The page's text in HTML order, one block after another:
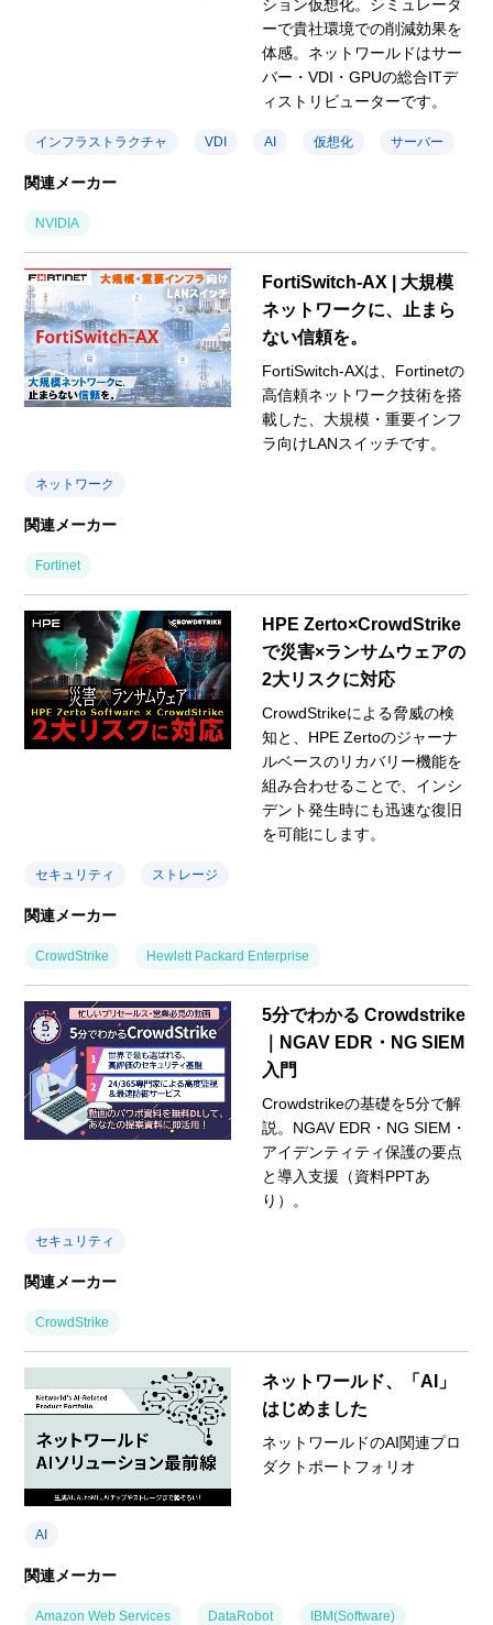
ション仮想化。シミュレータ
ーで貴社環境での削減効果を
体感。ネットワールドはサー
バー・VDI・GPUの総合ITデ
ィストリビューターです。
インフラストラクチャ VDI AI 仮想化 サーバー
関連メーカー
NVIDIA
FortiSwitch-AX | 大規模
ネットワークに、止まら
ない信頼を。
FortiSwitch-AXは、Fortinetの
高信頼ネットワーク技術を搭
載した、大規模・重要インフ
ラ向けLANスイッチです。
ネットワーク
関連メーカー
Fortinet
HPE Zerto×CrowdStrike
で災害×ランサムウェアの
2大リスクに対応
CrowdStrikeによる脅威の検
知と、HPE Zertoのジャーナ
ルベースのリカバリー機能を
組み合わせることで、インシ
デント発生時にも迅速な復旧
を可能にします。
セキュリティ ストレージ
関連メーカー
CrowdStrike Hewlett Packard Enterprise
5分でわかる Crowdstrike
｜NGAV EDR・NG SIEM
入門
Crowdstrikeの基礎を5分で解
説。NGAV EDR・NG SIEM・
アイデンティティ保護の要点
と導入支援（資料PPTあ
り）。
セキュリティ
関連メーカー
CrowdStrike
ネットワールド、「AI」
はじめました
ネットワールドのAI関連プロ
ダクトポートフォリオ
AI
関連メーカー
Amazon Web Services DataRobot IBM(Software)